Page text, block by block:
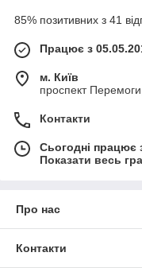
85% позитивних з 41
Працює з
м. Київ
проспект
Контакти
Сьогодні працює
Показати весь
Про нас
Контакти